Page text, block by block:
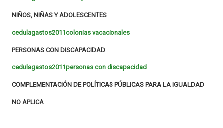
NIÑOS, NIÑAS Y ADOLESCENTES
cedulagastos2011colonias vacacionales
PERSONAS CON DISCAPACIDAD
cedulagastos2011personas con discapacidad
COMPLEMENTACIÓN DE POLÍTICAS PÚBLICAS PARA LA IGUALDAD
NO APLICA